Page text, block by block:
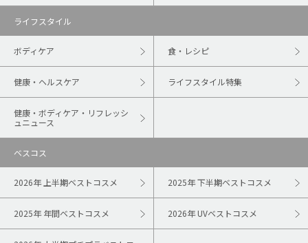
ライフスタイル
ボディケア 食・レシピ
健康・ヘルスケア ライフスタイル特集
健康・ボディケア・リフレッシ
ュニュース
ベスコス
2026年 上半期ベストコスメ 2025年 下半期ベストコスメ
2025年 年間ベストコスメ 2026年 UVベストコスメ